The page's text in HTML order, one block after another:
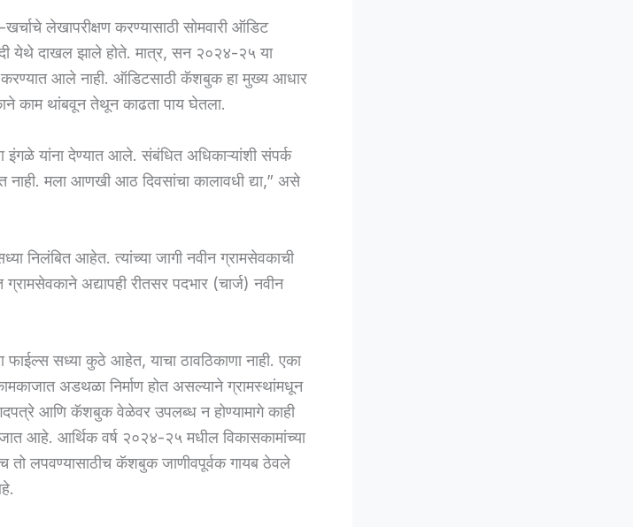
लेखापरीक्षण करण्यासाठी सोमवारी ऑडिट
येथे दाखल झाले होते. मात्र, सन २०२४-२५ या
करण्यात आले नाही. ऑडिटसाठी कॅशबुक हा मुख्य आधार
काम थांबवून तेथून काढता पाय घेतला.
इंगळे यांना देण्यात आले. संबंधित अधिकाऱ्यांशी संपर्क
मला आणखी आठ दिवसांचा कालावधी द्या,” असे
निलंबित आहेत. त्यांच्या जागी नवीन ग्रामसेवकाची
अद्यापही रीतसर पदभार (चार्ज) नवीन
सध्या कुठे आहेत, याचा ठावठिकाणा नाही. एका
अडथळा निर्माण होत असल्याने ग्रामस्थांमधून
आणि कॅशबुक वेळेवर उपलब्ध न होण्यामागे काही
आहे. आर्थिक वर्ष २०२४-२५ मधील विकासकामांच्या
तो लपवण्यासाठीच कॅशबुक जाणीवपूर्वक गायब ठेवले